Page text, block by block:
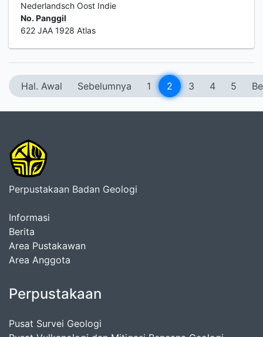
Nederlandsch Oost Indie
No. Panggil
622 JAA 1928 Atlas
Hal. Awal Sebelumnya 1 2 3 4 5
Perpustakaan Badan Geologi
Informasi
Berita
Area Pustakawan
Area Anggota
Perpustakaan
Pusat Survei Geologi